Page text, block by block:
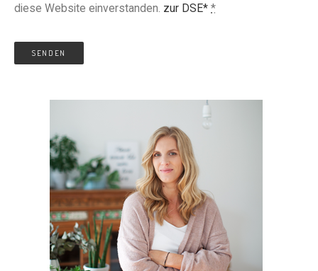
diese Website einverstanden. zur DSE* *